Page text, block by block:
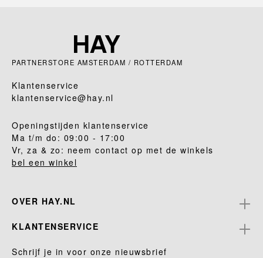
PARTNERSTORE AMSTERDAM / ROTTERDAM
Klantenservice
klantenservice@hay.nl
Openingstijden klantenservice
Ma t/m do: 09:00 - 17:00
Vr, za & zo: neem contact op met de winkels
bel een winkel
OVER HAY.NL
KLANTENSERVICE
Schrijf je in voor onze nieuwsbrief